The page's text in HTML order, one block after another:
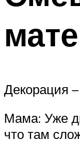
Декорация
Мама: Уже
что там